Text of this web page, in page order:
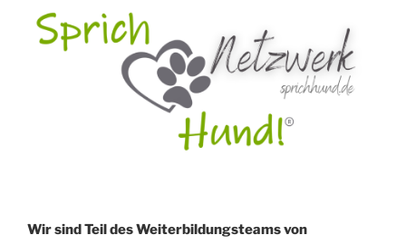
Wir sind Teil des Weiterbildungsteams von